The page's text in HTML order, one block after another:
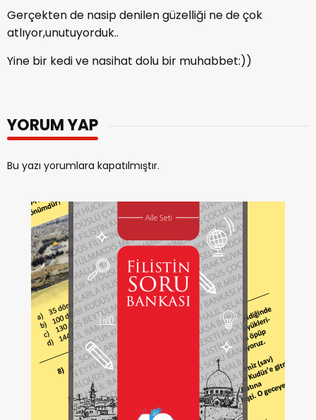
Gerçekten de nasip denilen güzelliği ne de çok
atlıyor,unutuyorduk..
Yine bir kedi ve nasihat dolu bir muhabbet:))
YORUM YAP
Bu yazı yorumlara kapatılmıştır.